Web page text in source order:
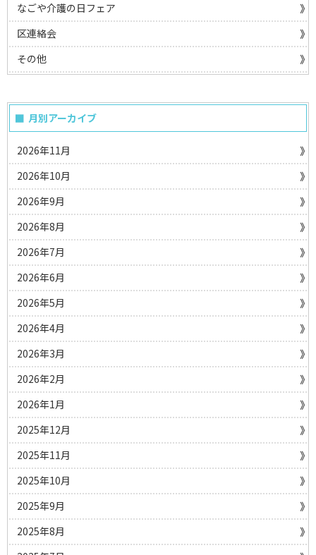
なごや介護の日フェア
区連絡会
その他
月別アーカイブ
2026年11月
2026年10月
2026年9月
2026年8月
2026年7月
2026年6月
2026年5月
2026年4月
2026年3月
2026年2月
2026年1月
2025年12月
2025年11月
2025年10月
2025年9月
2025年8月